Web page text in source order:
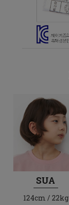
SUA
124cm / 22kg